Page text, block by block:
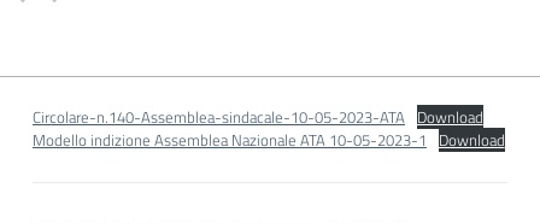
Circolare-n.140-Assemblea-sindacale-10-05-2023-ATA Download
Modello indizione Assemblea Nazionale ATA 10-05-2023-1
Download